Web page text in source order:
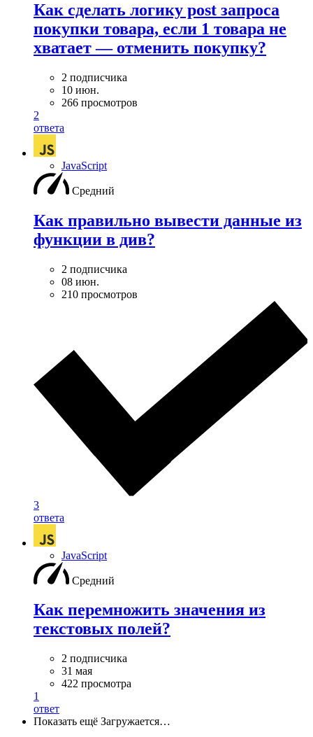
Как сделать логику post запроса
покупки товара, если 1 товара не
хватает — отменить покупку?
2 подписчика
10 июн.
266 просмотров
2
ответа
JavaScript
Средний
Как правильно вывести данные из
функции в див?
2 подписчика
08 июн.
210 просмотров
3
ответа
JavaScript
Средний
Как перемножить значения из
текстовых полей?
2 подписчика
31 мая
422 просмотра
1
ответ
Показать ещё Загружается…